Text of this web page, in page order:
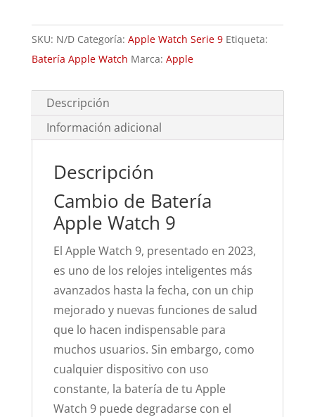
SKU: N/D Categoría: Apple Watch Serie 9 Etiqueta:
Batería Apple Watch Marca: Apple
Descripción
Información adicional
Descripción
Cambio de Batería
Apple Watch 9
El Apple Watch 9, presentado en 2023,
es uno de los relojes inteligentes más
avanzados hasta la fecha, con un chip
mejorado y nuevas funciones de salud
que lo hacen indispensable para
muchos usuarios. Sin embargo, como
cualquier dispositivo con uso
constante, la batería de tu Apple
Watch 9 puede degradarse con el